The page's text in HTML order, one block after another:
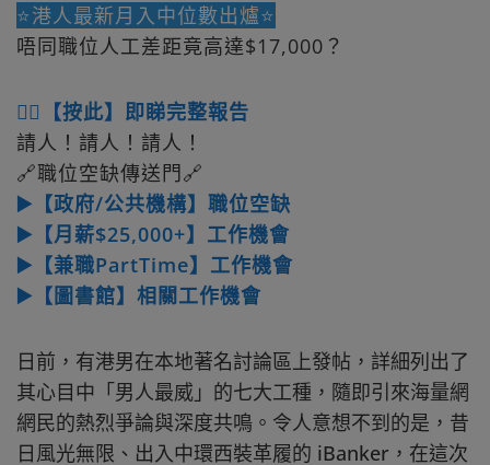
⭐港人最新月入中位數出爐⭐
唔同職位人工差距竟高達$17,000？
👉🏻【按此】即睇完整報告
請人！請人！請人！
🔗職位空缺傳送門🔗
▶️【政府/公共機構】職位空缺
▶️【月薪$25,000+】工作機會
▶️【兼職PartTime】工作機會
▶️【圖書館】相關工作機會
日前，有港男在本地著名討論區上發帖，詳細列出了
其心目中「男人最威」的七大工種，隨即引來海量網
網民的熱烈爭論與深度共鳴。令人意想不到的是，昔
日風光無限、出入中環西裝革履的 iBanker，在這次